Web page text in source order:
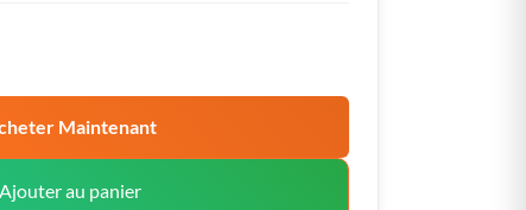
Maintenant
Ajouter au panier